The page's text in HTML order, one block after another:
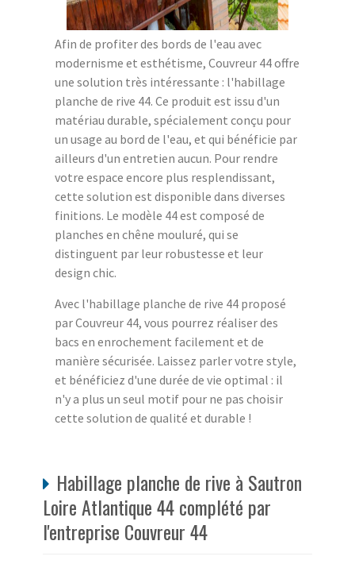
Afin de profiter des bords de l'eau avec
modernisme et esthétisme, Couvreur 44 offre
une solution très intéressante : l'habillage
planche de rive 44. Ce produit est issu d'un
matériau durable, spécialement conçu pour
un usage au bord de l'eau, et qui bénéficie par
ailleurs d'un entretien aucun. Pour rendre
votre espace encore plus resplendissant,
cette solution est disponible dans diverses
finitions. Le modèle 44 est composé de
planches en chêne mouluré, qui se
distinguent par leur robustesse et leur
design chic.
Avec l'habillage planche de rive 44 proposé
par Couvreur 44, vous pourrez réaliser des
bacs en enrochement facilement et de
manière sécurisée. Laissez parler votre style,
et bénéficiez d'une durée de vie optimal : il
n'y a plus un seul motif pour ne pas choisir
cette solution de qualité et durable !
Habillage planche de rive à Sautron
Loire Atlantique 44 complété par
l'entreprise Couvreur 44